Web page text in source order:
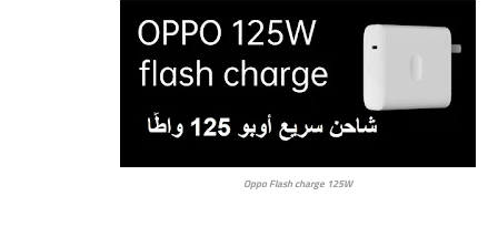
Oppo Flash charge 125W